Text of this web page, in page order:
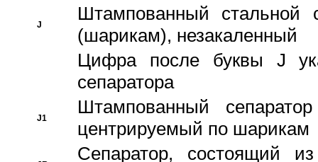
J
Штампованный стальной
(шарикам), незакаленный
Цифра после буквы J
сепаратора
J1
Штампованный
центрируемый по шарикам
Сепаратор, состоящий